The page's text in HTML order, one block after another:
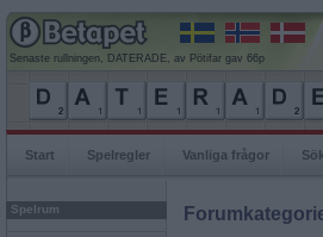
Senaste rullningen, DATERADE, av Pötifar gav 66p
Start Spelregler Vanliga frågor
Spelrum